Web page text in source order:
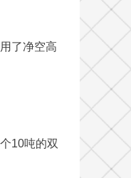
了净空高
10吨的双